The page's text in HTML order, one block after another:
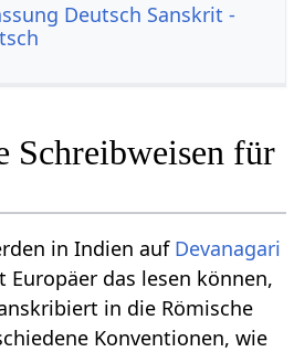
Deutsch Sanskrit -
Schreibweisen für
in Indien auf Devanagari
Europäer das lesen können,
in die Römische
Konventionen, wie